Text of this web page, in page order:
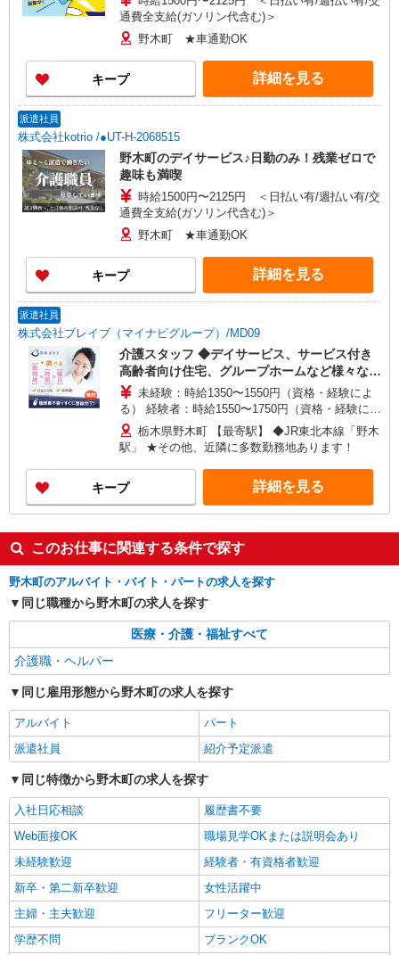
通費全支給(ガソリン代含む)＞
野木町 ★車通勤OK
キープ 詳細を見る
派遣社員
株式会社kotrio /●UT-H-2068515
野木町のデイサービス♪日勤のみ！残業ゼロで
趣味も満喫
時給1500円〜2125円 ＜日払い有/週払い有/交
通費全支給(ガソリン代含む)＞
野木町 ★車通勤OK
キープ 詳細を見る
派遣社員
株式会社ブレイブ（マイナビグループ）/MD09
介護スタッフ ◆デイサービス、サービス付き
高齢者向け住宅、グループホームなど様々な勤
務先から選べます。
未経験：時給1350〜1550円（資格・経験によ
る） 経験者：時給1550〜1750円（資格・経験によ
る） ◎月収例 時給1750円×1日8時間×22日（週5
日）＝30万8000円 ◆昇給あり ◆支払い方法 ※日
払い/週払い/月払い対応も可能です。詳しくは面談
時にご相談ください。 ◆交通費：別途全額支給 ※
当社規定あり
栃木県野木町 【最寄駅】 ◆JR東北本線「野木
駅」 ★その他、近隣に多数勤務地あります！
キープ 詳細を見る
このお仕事に関連する条件で探す
野木町のアルバイト・バイト・パートの求人を探す
同じ職種から野木町の求人を探す
医療・介護・福祉すべて
介護職・ヘルパー
同じ雇用形態から野木町の求人を探す
アルバイト
パート
派遣社員
紹介予定派遣
同じ特徴から野木町の求人を探す
入社日応相談
履歴書不要
Web面接OK
職場見学OKまたは説明会あり
未経験歓迎
経験者・有資格者歓迎
新卒・第二新卒歓迎
女性活躍中
主婦・主夫歓迎
フリーター歓迎
学歴不問
ブランクOK